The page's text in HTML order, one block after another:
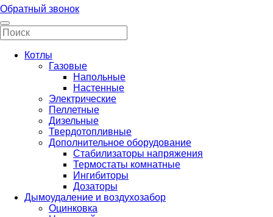
Обратный звонок
Котлы
Газовые
Напольные
Настенные
Электрические
Пеллетные
Дизельные
Твердотопливные
Дополнительное оборудование
Стабилизаторы напряжения
Термостаты комнатные
Ингибиторы
Дозаторы
Дымоудаление и воздухозабор
Оцинковка